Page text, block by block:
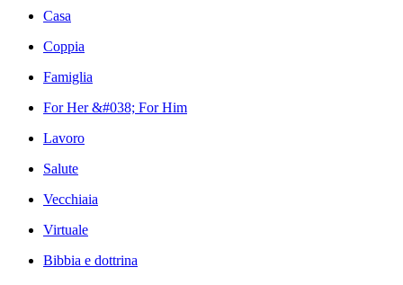
Casa
Coppia
Famiglia
For Her &#038; For Him
Lavoro
Salute
Vecchiaia
Virtuale
Bibbia e dottrina